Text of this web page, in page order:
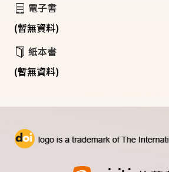
電子書
(暫無資料)
紙本書
(暫無資料)